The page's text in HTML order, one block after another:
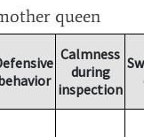
queen
Calmness
during
inspection